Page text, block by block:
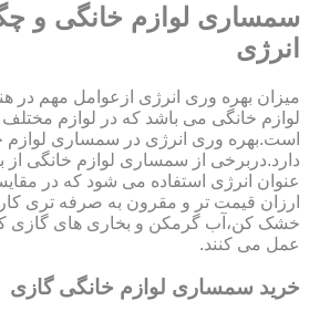
سمساری لوازم خانگی و
انرژی
میزان بهره وری انرژی ازعوامل مهم در
لوازم خانگی می باشد که در لوازم مختلف
است.بهره وری انرژی در سمساری لوازم
دارد.دربرخی از سمساری لوازم خانگی از
عنوان انرژی استفاده می شود که در
ارزان قیمت تر و مقرون به صرفه تری
خشک کن،آب گرمکن و بخاری های گازی که
عمل می کنند.
خرید سمساری لوازم خانگی گازی